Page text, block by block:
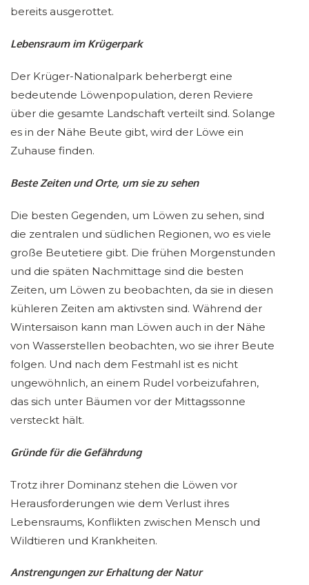
bereits ausgerottet.
Lebensraum im Krügerpark
Der Krüger-Nationalpark beherbergt eine
bedeutende Löwenpopulation, deren Reviere
über die gesamte Landschaft verteilt sind. Solange
es in der Nähe Beute gibt, wird der Löwe ein
Zuhause finden.
Beste Zeiten und Orte, um sie zu sehen
Die besten Gegenden, um Löwen zu sehen, sind
die zentralen und südlichen Regionen, wo es viele
große Beutetiere gibt. Die frühen Morgenstunden
und die späten Nachmittage sind die besten
Zeiten, um Löwen zu beobachten, da sie in diesen
kühleren Zeiten am aktivsten sind. Während der
Wintersaison kann man Löwen auch in der Nähe
von Wasserstellen beobachten, wo sie ihrer Beute
folgen. Und nach dem Festmahl ist es nicht
ungewöhnlich, an einem Rudel vorbeizufahren,
das sich unter Bäumen vor der Mittagssonne
versteckt hält.
Gründe für die Gefährdung
Trotz ihrer Dominanz stehen die Löwen vor
Herausforderungen wie dem Verlust ihres
Lebensraums, Konflikten zwischen Mensch und
Wildtieren und Krankheiten.
Anstrengungen zur Erhaltung der Natur